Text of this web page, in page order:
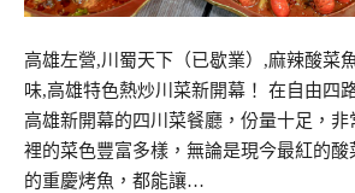
高雄左營,川蜀天下（已歇業）,麻辣酸菜
味,高雄特色熱炒川菜新開幕！ 在自由四
高雄新開幕的四川菜餐廳，份量十足，
裡的菜色豐富多樣，無論是現今最紅的
的重慶烤魚，都能讓…